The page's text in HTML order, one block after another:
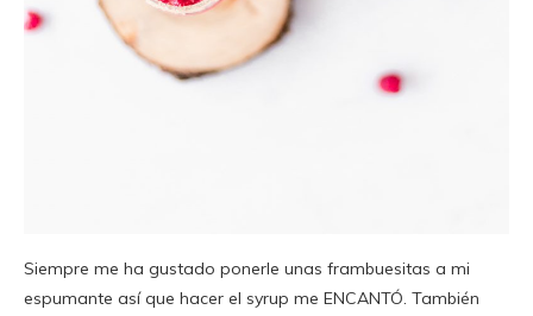
Siempre me ha gustado ponerle unas frambuesitas a mi
espumante así que hacer el syrup me ENCANTÓ. También